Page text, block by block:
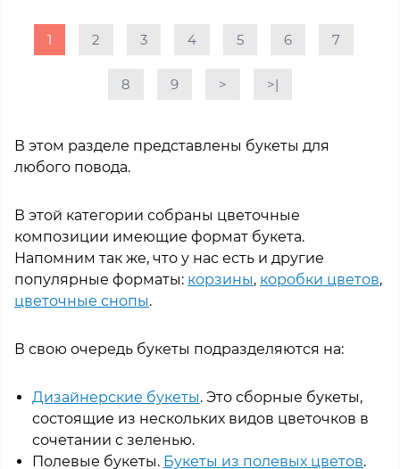
1 2 3 4 5 6 7
8 9 > >|
В этом разделе представлены букеты для
любого повода.
В этой категории собраны цветочные
композиции имеющие формат букета.
Напомним так же, что у нас есть и другие
популярные форматы: корзины, коробки цветов,
цветочные снопы.
В свою очередь букеты подразделяются на:
Дизайнерские букеты. Это сборные букеты,
состоящие из нескольких видов цветочков в
сочетании с зеленью.
Полевые букеты. Букеты из полевых цветов.